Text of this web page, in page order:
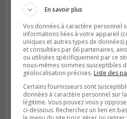
Publié le 6 août 2026 à 05h39
La grenade du camping
inoffensive
En savoir plus
Vos données à caractère personnel
informations liées à votre appareil
uniques et autres types de
et consultées par 66 partenaires,
ou utilisées spécifiquement par ce
nous-mêmes sommes susceptibles
géolocalisation précises. Liste des
Certains fournisseurs sont
données à caractère personnel sur
légitime. Vous pouvez vous y
ci-dessous. Recherchez un lien en